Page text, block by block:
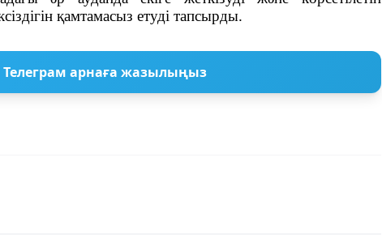
қамтамасыз етуді тапсырды.
Телеграм арнаға жазылыңыз